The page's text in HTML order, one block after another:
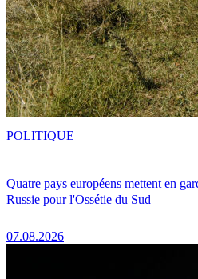
Quatre pays européens mettent en
Russie pour l'Ossétie du Sud
07.08.2026
POLITIQUE